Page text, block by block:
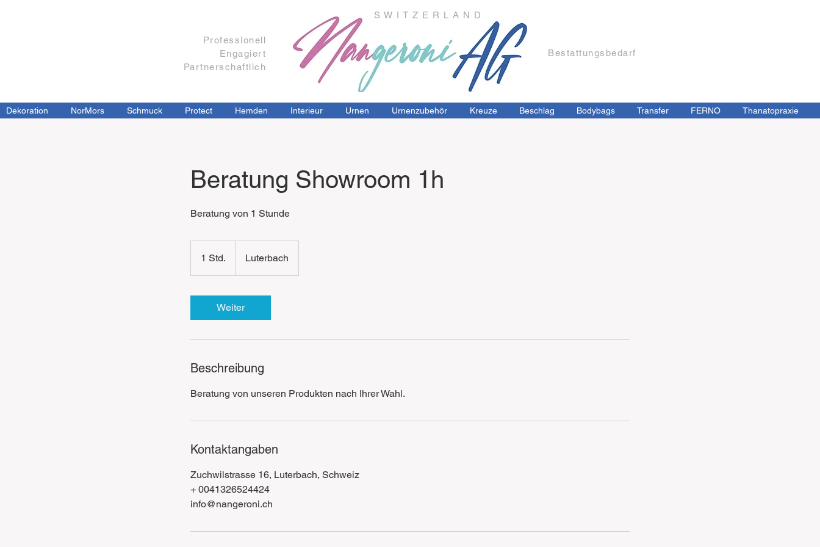
Professionell
Engagiert​
Partnerschaftlich
S W I T Z E R L A N D
Bestattungsbedarf
Dekoration NorMors Schmuck Protect Hemden Interieur Urnen Urnenzubehör Kreuze Beschlag Bodybags Transfer FERNO Thanatopraxie
Beratung Showroom 1h
Beratung von 1 Stunde
1 Std.
S
Luterbach
Weiter
Beschreibung
Beratung von unseren Produkten nach Ihrer Wahl.
Kontaktangaben
Zuchwilstrasse 16, Luterbach, Schweiz
+ 0041326524424
info@nangeroni.ch